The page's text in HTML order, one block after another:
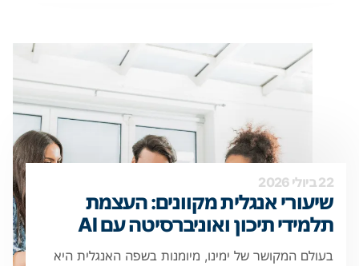
22 ביולי 2026
שיעורי אנגלית מקוונים: העצמת
תלמידי תיכון ואוניברסיטה עם AI
בעולם המקושר של ימינו, מיומנות בשפה האנגלית היא